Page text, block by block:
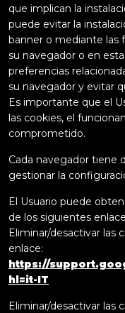
que implican la
puede evitar la
banner o mediante las
su navegador o en
preferencias
su navegador y evitar
Es importante que el
las cookies, el
comprometido.
Cada navegador tiene
gestionar la
El Usuario puede
de los siguientes
Eliminar/desactivar las
enlace:
https://
hl=it-IT
Eliminar/desactivar las